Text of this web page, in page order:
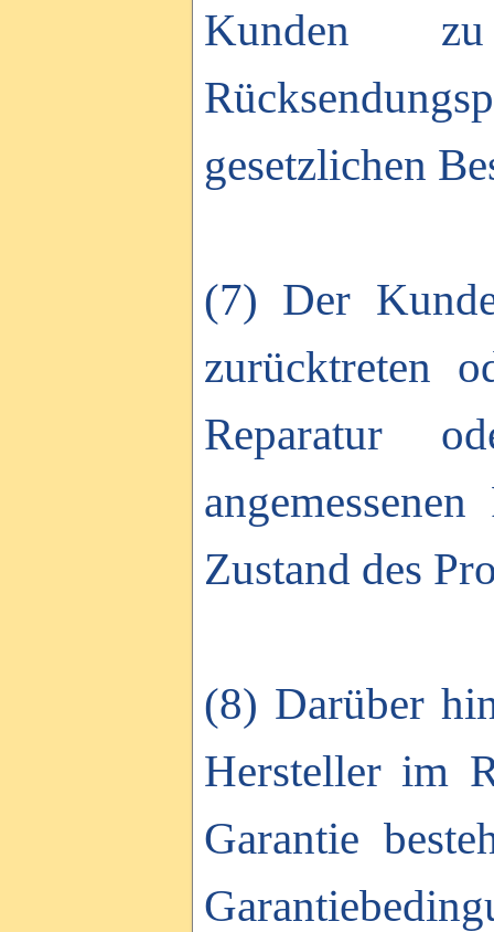
Kunden
gesetzlichen
(7) Der
zurücktreten
Reparatur
Zustand des
(8) Darüber
Hersteller im
Garantie